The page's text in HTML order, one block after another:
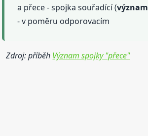
a přece - spojka souřadící (význam
- v poměru odporovacím
Zdroj: příběh Význam spojky "přece"